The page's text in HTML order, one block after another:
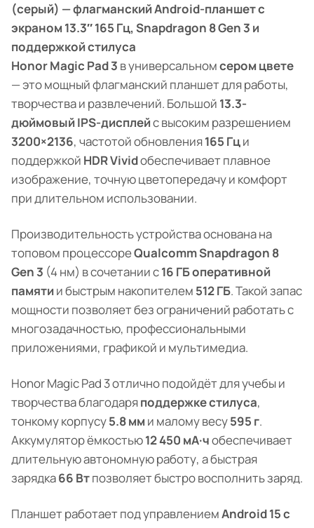
(серый) — флагманский Android-планшет с
экраном 13.3″ 165 Гц, Snapdragon 8 Gen 3 и
поддержкой стилуса
Honor Magic Pad 3 в универсальномсером цвете
— это мощный флагманский планшет для работы,
творчества и развлечений. Большой 13.3-
дюймовый IPS-дисплейс высоким разрешением
3200×2136, частотой обновления165 Гци
поддержкой HDR Vividобеспечивает плавное
изображение, точную цветопередачу и комфорт
при длительном использовании.
Производительность устройства основана на
топовом процессореQualcomm Snapdragon 8
Gen 3 (4 нм) в сочетании с16 ГБ оперативной
памятии быстрым накопителем 512 ГБ. Такой запас
мощности позволяет без ограничений работать с
многозадачностью, профессиональными
приложениями, графикой и мультимедиа.
Honor Magic Pad 3 отлично подойдёт для учебы и
творчества благодаряподдержке стилуса,
тонкому корпусу5.8 мм и малому весу595 г.
Аккумулятор ёмкостью12 450 мА·чобеспечивает
длительную автономную работу, а быстрая
зарядка66 Втпозволяет быстро восполнить заряд.
Планшет работает под управлениемAndroid 15 с